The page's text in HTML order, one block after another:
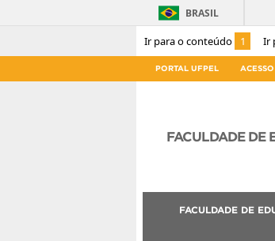
Ir para o conteúdo 1 Ir
BRASIL
PORTAL UFPEL
FACULDADE DE
FACULDADE DE